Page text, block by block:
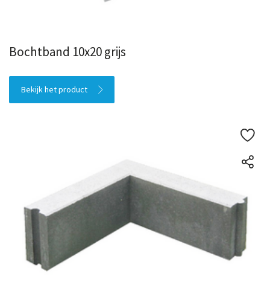
Bochtband 10x20 grijs
Bekijk het product